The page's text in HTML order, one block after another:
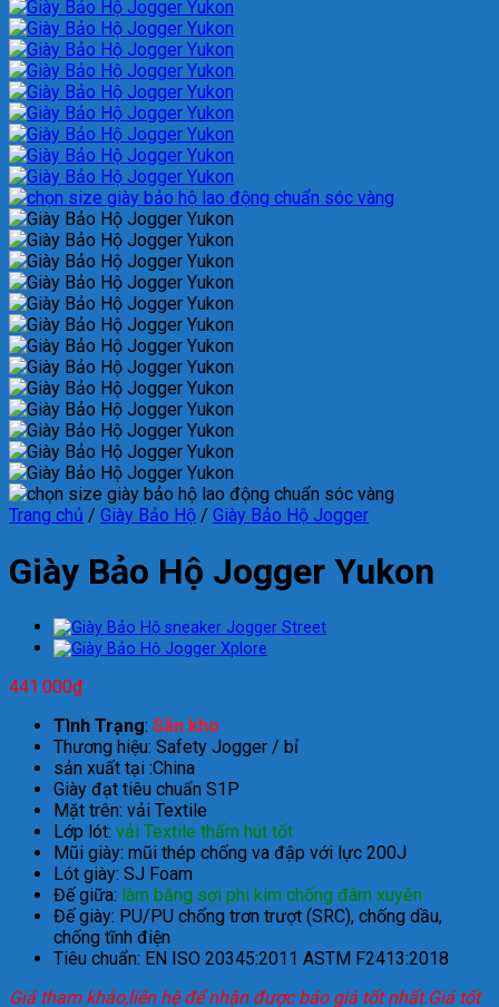
Trang chủ / Giày Bảo Hộ / Giày Bảo Hộ Jogger
Giày Bảo Hộ Jogger Yukon
441.000₫
Tình Trạng: Sẵn kho
Thương hiệu: Safety Jogger / bỉ
sản xuất tại :China
Giày đạt tiêu chuẩn S1P
Mặt trên: vải Textile
Lớp lót: vải Textile thấm hút tốt
Mũi giày: mũi thép chống va đập với lực 200J
Lót giày: SJ Foam
Đế giữa: làm bằng sợi phi kim chống đâm xuyên
Đế giày: PU/PU chống trơn trượt (SRC), chống dầu,
chống tĩnh điện
Tiêu chuẩn: EN ISO 20345:2011 ASTM F2413:2018
Giá tham khảo,liên hệ để nhận được báo giá tốt nhất.Giá tốt